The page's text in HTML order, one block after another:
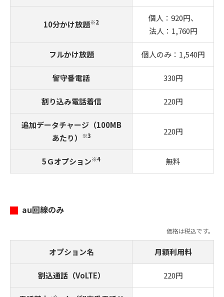
10分かけ放題※2
個人：920円、
法人：1,760円
フルかけ放題 個人のみ：1,540円
留守番電話 330円
割り込み電話着信 220円
追加データチャージ（100MB
あたり）
※3 220円
5Ｇオプション※4 無料
au回線のみ
価格は税込です。
オプション名 月額利用料
割込通話（VoLTE） 220円